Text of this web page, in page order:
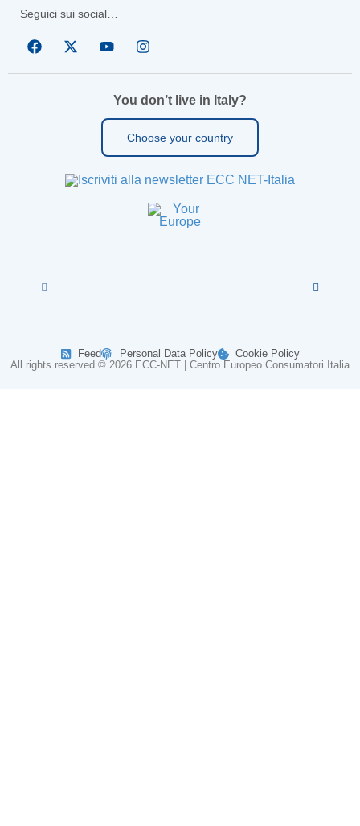
Seguici sui social…
You don’t live in Italy?
Choose your country
All rights reserved © 2026 ECC-NET | Centro Europeo Consumatori Italia
Feed Personal Data Policy Cookie Policy